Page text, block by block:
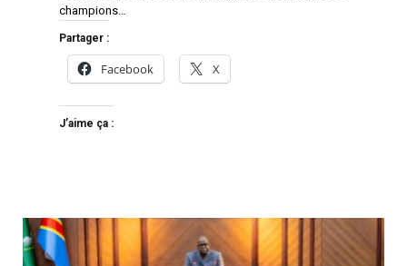
champions…
Partager :
Facebook X
J’aime ça :